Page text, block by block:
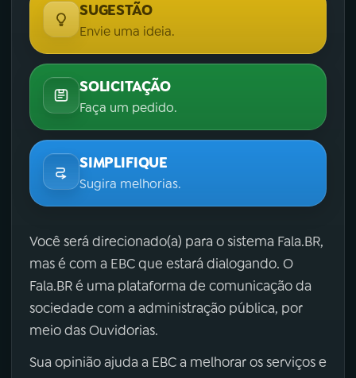
SUGESTÃO
Envie uma ideia.
SOLICITAÇÃO
Faça um pedido.
SIMPLIFIQUE
Sugira melhorias.
Você será direcionado(a) para o sistema Fala.BR,
mas é com a EBC que estará dialogando. O
Fala.BR é uma plataforma de comunicação da
sociedade com a administração pública, por
meio das Ouvidorias.
Sua opinião ajuda a EBC a melhorar os serviços e